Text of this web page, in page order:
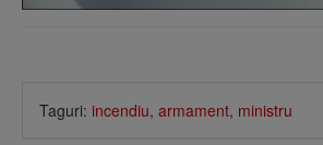
Taguri: incendiu, armament, ministru